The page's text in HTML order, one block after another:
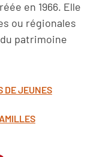
en 1966. Elle
ou régionales
patrimoine
DE JEUNES